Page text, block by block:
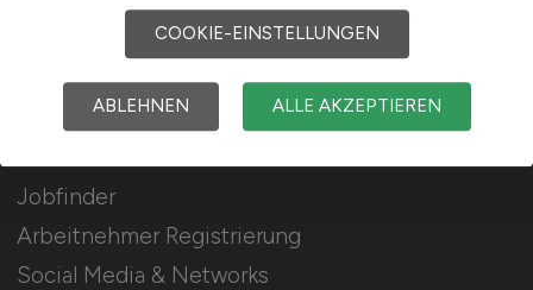
Für Arbeitnehmer
Jobfinder
Arbeitnehmer Registrierung
Social Media & Networks
COOKIE-EINSTELLUNGEN
ABLEHNEN ALLE AKZEPTIEREN